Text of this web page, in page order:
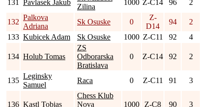
131 Pavlasek Jakub
Zilina
1000 Z-C14 96 2
132
Palkova
Adriana
Sk Osuske 0
Z-
D14
94
2
133 Kubicek Adam Sk Osuske 1000 Z-C11 92 4
134 Holub Tomas
ZS
Odborarska
Bratislava
0 Z-C14 92 2
135
Leginsky
Samuel
Raca 0 Z-C11 91 3
136 Kastl Tobias
Chess Klub
Nova
1000 Z-C8 90 3